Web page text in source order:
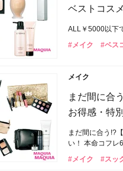
ベストコス
ALL￥5000以下
#メイク
#ベス
メイク
まだ間に合
お得感・特
まだ間に合う!?
い！ 本命コフレ
#メイク
#スッ